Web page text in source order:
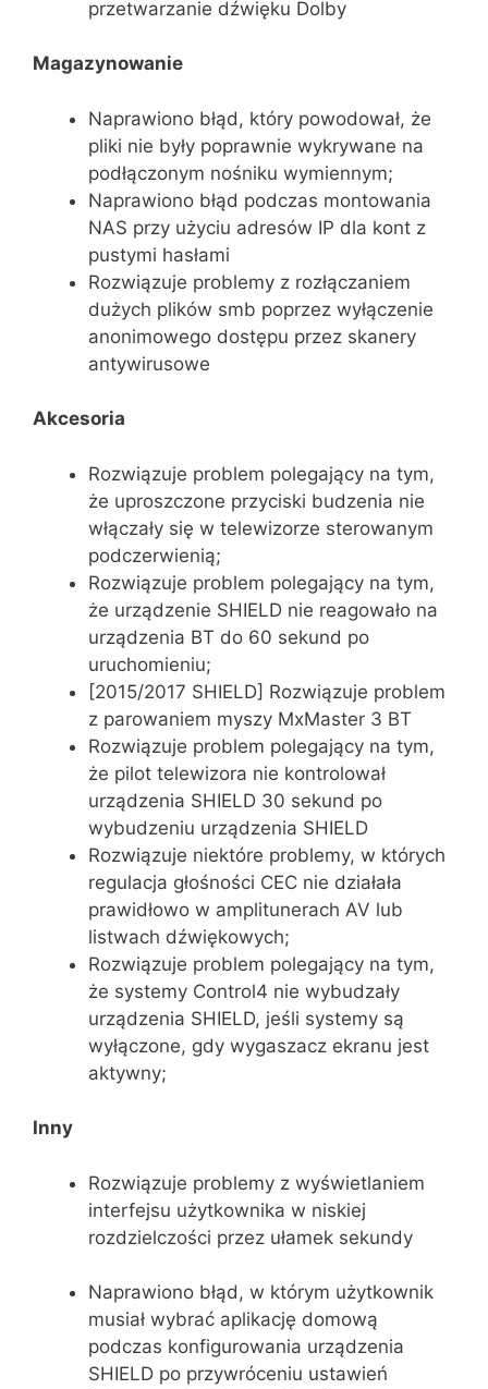
przetwarzanie dźwięku Dolby
Magazynowanie
Naprawiono błąd, który powodował, że
pliki nie były poprawnie wykrywane na
podłączonym nośniku wymiennym;
Naprawiono błąd podczas montowania
NAS przy użyciu adresów IP dla kont z
pustymi hasłami
Rozwiązuje problemy z rozłączaniem
dużych plików smb poprzez wyłączenie
anonimowego dostępu przez skanery
antywirusowe
Akcesoria
Rozwiązuje problem polegający na tym,
że uproszczone przyciski budzenia nie
włączały się w telewizorze sterowanym
podczerwienią;
Rozwiązuje problem polegający na tym,
że urządzenie SHIELD nie reagowało na
urządzenia BT do 60 sekund po
uruchomieniu;
[2015/2017 SHIELD] Rozwiązuje problem
z parowaniem myszy MxMaster 3 BT
Rozwiązuje problem polegający na tym,
że pilot telewizora nie kontrolował
urządzenia SHIELD 30 sekund po
wybudzeniu urządzenia SHIELD
Rozwiązuje niektóre problemy, w których
regulacja głośności CEC nie działała
prawidłowo w amplitunerach AV lub
listwach dźwiękowych;
Rozwiązuje problem polegający na tym,
że systemy Control4 nie wybudzały
urządzenia SHIELD, jeśli systemy są
wyłączone, gdy wygaszacz ekranu jest
aktywny;
Inny
Rozwiązuje problemy z wyświetlaniem
interfejsu użytkownika w niskiej
rozdzielczości przez ułamek sekundy
Naprawiono błąd, w którym użytkownik
musiał wybrać aplikację domową
podczas konfigurowania urządzenia
SHIELD po przywróceniu ustawień